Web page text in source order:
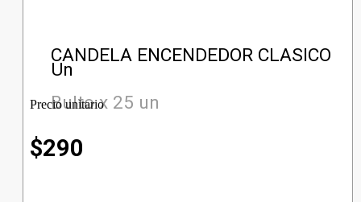
CANDELA ENCENDEDOR CLASICO
Un
Bulto x 25 un
Precio unitario
$290